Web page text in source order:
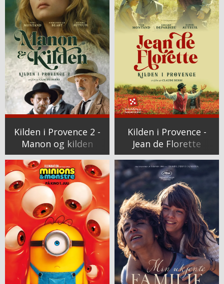
Kilden i Provence 2 -
Manon og kilden
Kilden i Provence -
Jean de Florette